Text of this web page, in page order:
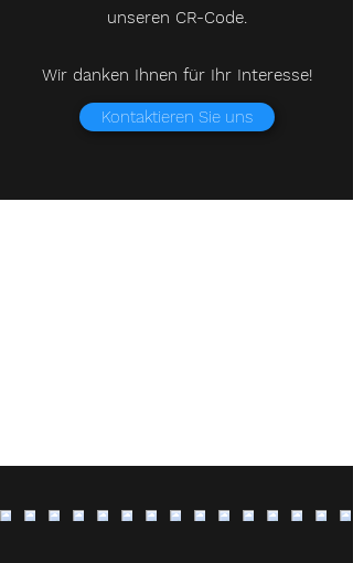
unseren CR-Code.
Wir danken Ihnen für Ihr Interesse!
Kontaktieren Sie uns